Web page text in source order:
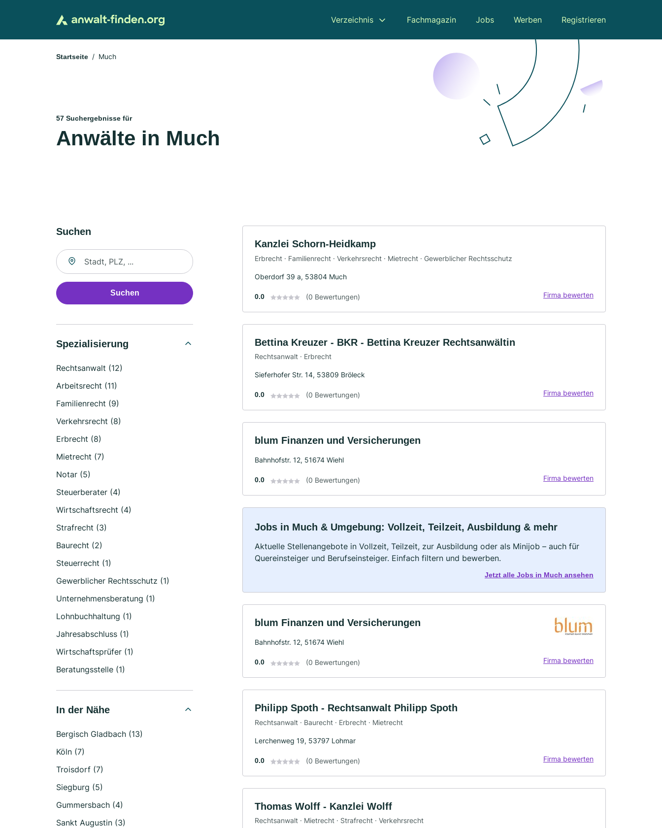
Verzeichnis Fachmagazin Jobs Werben Registrieren
Startseite Much
57 Suchergebnisse für
Anwälte in Much
Suchen
Suche nach Ort
Suchen
Spezialisierung
Rechtsanwalt (12)
Arbeitsrecht (11)
Familienrecht (9)
Verkehrsrecht (8)
Erbrecht (8)
Mietrecht (7)
Notar (5)
Steuerberater (4)
Wirtschaftsrecht (4)
Strafrecht (3)
Baurecht (2)
Steuerrecht (1)
Gewerblicher Rechtsschutz (1)
Unternehmensberatung (1)
Lohnbuchhaltung (1)
Jahresabschluss (1)
Wirtschaftsprüfer (1)
Beratungsstelle (1)
In der Nähe
Bergisch Gladbach (13)
Köln (7)
Troisdorf (7)
Siegburg (5)
Gummersbach (4)
Sankt Augustin (3)
Kanzlei Schorn-Heidkamp
Erbrecht · Familienrecht · Verkehrsrecht · Mietrecht · Gewerblicher Rechtsschutz
Oberdorf 39 a, 53804 Much
0.0 (0 Bewertungen) Firma bewerten
Bettina Kreuzer - BKR - Bettina Kreuzer Rechtsanwältin
Rechtsanwalt · Erbrecht
Sieferhofer Str. 14, 53809 Bröleck
0.0 (0 Bewertungen) Firma bewerten
blum Finanzen und Versicherungen
Bahnhofstr. 12, 51674 Wiehl
0.0 (0 Bewertungen) Firma bewerten
Jobs in Much & Umgebung: Vollzeit, Teilzeit, Ausbildung & mehr
Aktuelle Stellenangebote in Vollzeit, Teilzeit, zur Ausbildung oder als Minijob – auch für
Quereinsteiger und Berufseinsteiger. Einfach filtern und bewerben.
Jetzt alle Jobs in Much ansehen
blum Finanzen und Versicherungen
Bahnhofstr. 12, 51674 Wiehl
0.0 (0 Bewertungen) Firma bewerten
Philipp Spoth - Rechtsanwalt Philipp Spoth
Rechtsanwalt · Baurecht · Erbrecht · Mietrecht
Lerchenweg 19, 53797 Lohmar
0.0 (0 Bewertungen) Firma bewerten
Thomas Wolff - Kanzlei Wolff
Rechtsanwalt · Mietrecht · Strafrecht · Verkehrsrecht